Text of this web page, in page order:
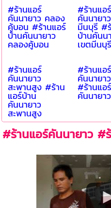
#ร้านแอร์
คันนายาว คลอง
คู้บอน #ร้านแอร์
บ้านคันนายาว
คลองคู้บอน
#ร้านแอร์
คันนายา
มีนบุรี #
บ้านคันน
เขตมีนบุรี
#ร้านแอร์
คันนายาว
สะพานสูง #ร้าน
แอร์บ้าน
คันนายาว
สะพานสูง
#ร้านแอร์
คันนายา
#ร้านแอ
คันนายา
#ร้านแอร์คันนายาว #